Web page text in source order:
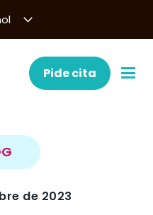
Pide cita
de 2023